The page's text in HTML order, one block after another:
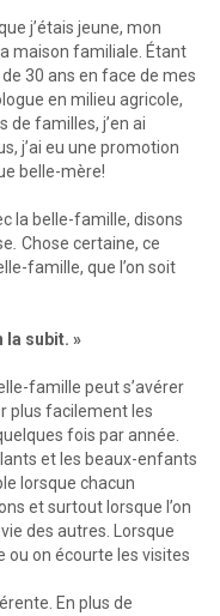
j’étais jeune, mon
maison familiale. Étant
30 ans en face de mes
en milieu agricole,
de familles, j’en ai
j’ai eu une promotion
belle-mère!
la belle-famille, disons
Chose certaine, ce
famille, que l’on soit
la subit. »
famille peut s’avérer
plus facilement les
fois par année.
et les beaux-enfants
lorsque chacun
et surtout lorsque l’on
des autres. Lorsque
ou on écourte les visites
En plus de